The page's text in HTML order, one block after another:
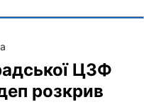
ЦЗФ
розкрив